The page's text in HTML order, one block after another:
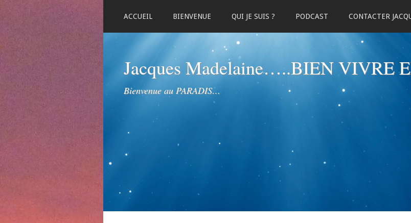
ACCUEIL BIENVENUE QUI JE SUIS ? PODCAST CONTACTER
Jacques Madelaine…..BIEN VIVRE
Bienvenue au PARADIS…